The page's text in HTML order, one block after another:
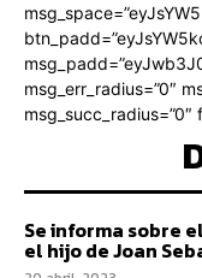
msg_err_radius=”0″
msg_succ_radius=”0″
Se informa sobre
el hijo de Joan